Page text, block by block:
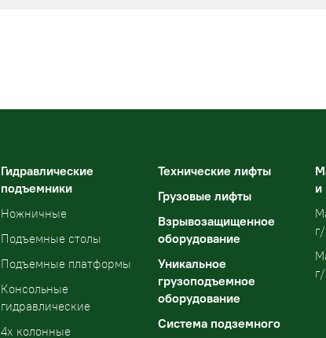
Гидравлические
подъемники
Ножничные
Подъемные столы
Подъемные платформы
Консольные
гидравлические
4х колонные
Технические лифты
Грузовые лифты
Взрывозащищенное
оборудование
Уникальное
грузоподъемное
оборудование
Система подземного
и